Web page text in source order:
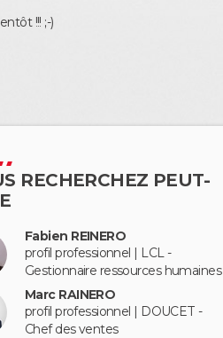
!!! ;-)
RECHERCHEZ PEUT-
Fabien REINERO
profil professionnel | LCL -
Gestionnaire ressources humaines
Marc RAINERO
profil professionnel | DOUCET -
Chef des ventes